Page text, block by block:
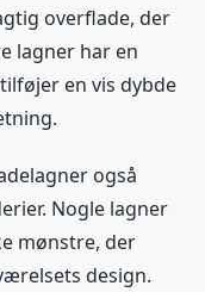
overflade, der
lagner har en
en vis dybde
også
Nogle lagner
mønstre, der
design.